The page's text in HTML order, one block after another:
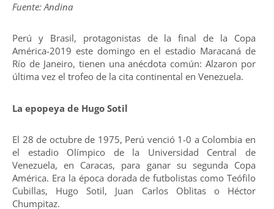
Fuente: Andina
Perú y Brasil, protagonistas de la final de la Copa
América-2019 este domingo en el estadio Maracaná de
Río de Janeiro, tienen una anécdota común: Alzaron por
última vez el trofeo de la cita continental en Venezuela.
La epopeya de Hugo Sotil
El 28 de octubre de 1975, Perú venció 1-0 a Colombia en
el estadio Olímpico de la Universidad Central de
Venezuela, en Caracas, para ganar su segunda Copa
América. Era la época dorada de futbolistas como Teófilo
Cubillas, Hugo Sotil, Juan Carlos Oblitas o Héctor
Chumpitaz.